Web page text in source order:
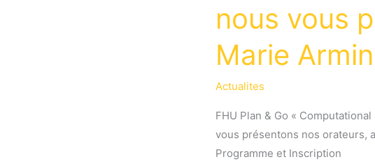
nous vous
Marie
Actualites
FHU Plan & Go «
vous présentons nos orateurs,
Programme et Inscription